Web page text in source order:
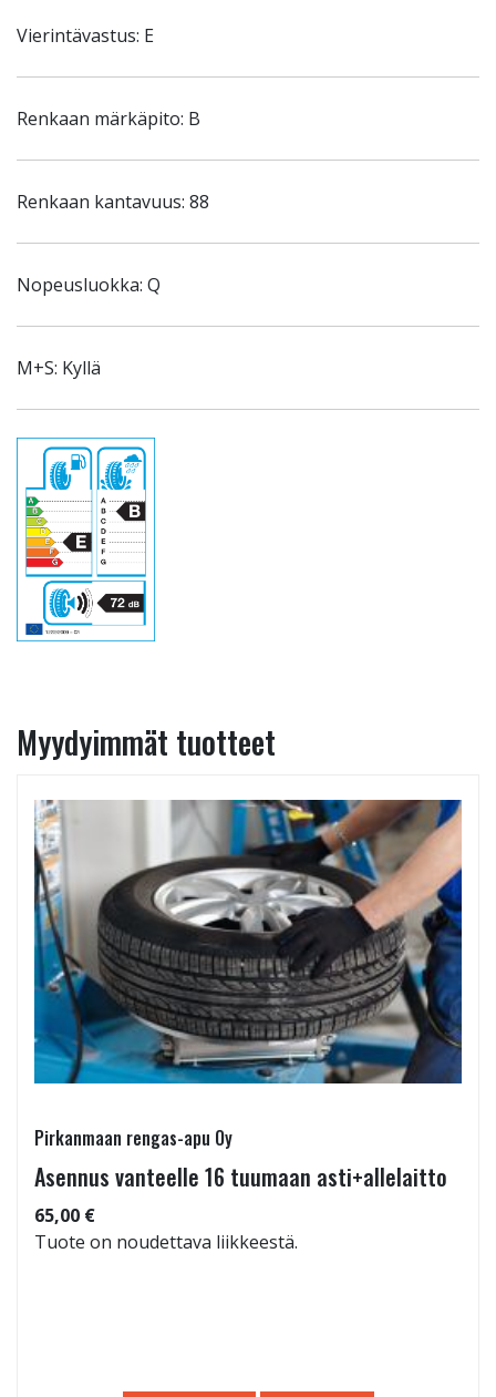
Vierintävastus: E
Renkaan märkäpito: B
Renkaan kantavuus: 88
Nopeusluokka: Q
M+S: Kyllä
Myydyimmät tuotteet
Pirkanmaan rengas-apu Oy
Asennus vanteelle 16 tuumaan asti+allelaitto
65,00 €
Tuote on noudettava liikkeestä.